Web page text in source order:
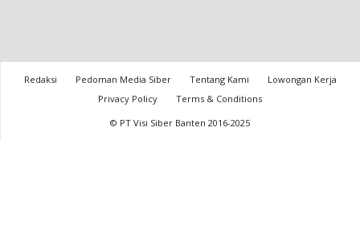
Redaksi Pedoman Media Siber Tentang Kami
Lowongan Kerja
Privacy Policy
Terms & Conditions
© PT Visi Siber Banten 2016-2025